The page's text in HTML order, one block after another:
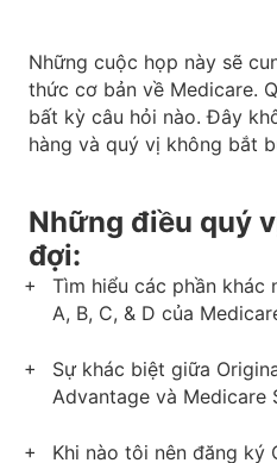
Những cuộc họp này sẽ
thức cơ bản về Medicare.
bất kỳ câu hỏi nào. Đây
hàng và quý vị không bắt
Những điều quý
đợi:
Tìm hiểu các phần khác
A, B, C, & D của
Sự khác biệt giữa
Advantage và Medicare
Khi nào tôi nên đăng ký